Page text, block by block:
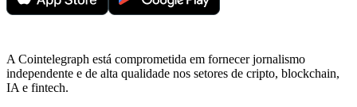
A Cointelegraph está comprometida em fornecer jornalismo
independente e de alta qualidade nos setores de cripto, blockchain,
IA e fintech.